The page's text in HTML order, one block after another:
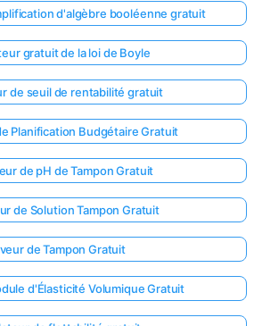
d'algèbre booléenne gratuit
gratuit de la loi de Boyle
de seuil de rentabilité gratuit
Planification Budgétaire Gratuit
de pH de Tampon Gratuit
de Solution Tampon Gratuit
de Tampon Gratuit
d'Élasticité Volumique Gratuit